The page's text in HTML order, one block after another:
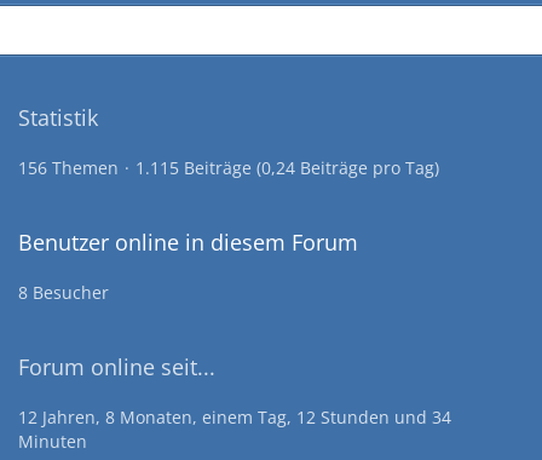
Statistik
156 Themen 1.115 Beiträge (0,24 Beiträge pro Tag)
Benutzer online in diesem Forum
8 Besucher
Forum online seit...
12 Jahren, 8 Monaten, einem Tag, 12 Stunden und 34
Minuten